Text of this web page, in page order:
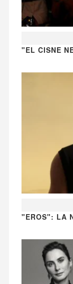
"EL CISNE
"EROS": LA